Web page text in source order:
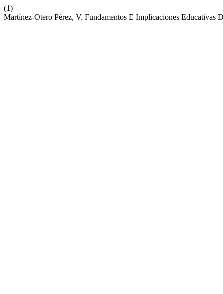
(1)
Martínez-Otero Pérez, V. Fundamentos E Implicaciones Educativas